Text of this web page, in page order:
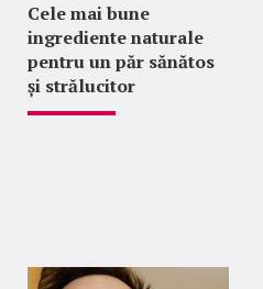
Cele mai bune
ingrediente naturale
pentru un păr sănătos
și strălucitor